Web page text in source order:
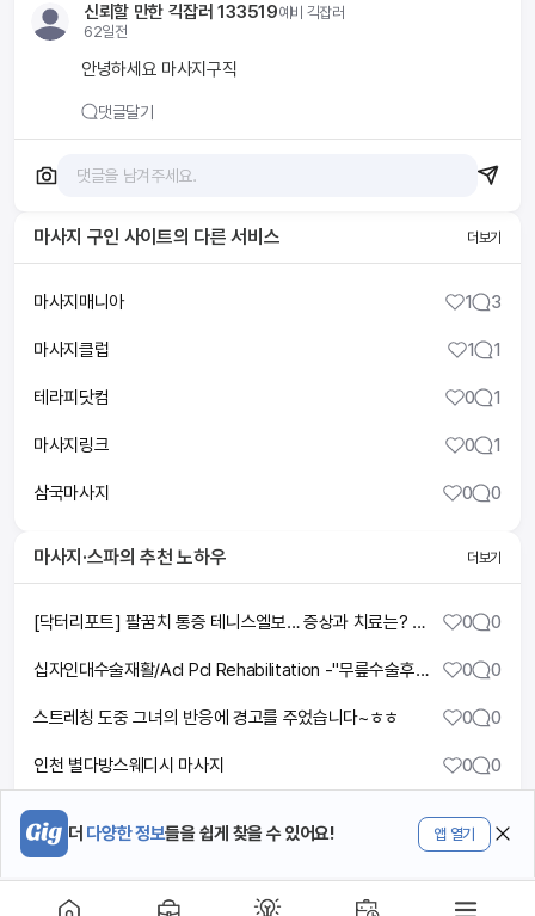
더 다양한 정보들을 쉽게 찾을 수 있어요! 앱 열기
신뢰할 만한 긱잡러 133519예비 긱잡러
62일전
안녕하세요 마사지구직
댓글달기
마사지 구인 사이트의 다른 서비스 더보기
마사지매니아 1 3
마사지클럽 1 1
테라피닷컴 0 1
마사지링크 0 1
삼국마사지 0 0
마사지·스파의 추천 노하우 더보기
[닥터리포트] 팔꿈치 통증 테니스엘보… 증상과 치료는? ㅣTBC뉴스 0 0
십자인대수술재활/Acl Pcl Rehabilitation -"무릎수술후재활" 0 0
스트레칭 도중 그녀의 반응에 경고를 주었습니다~ㅎㅎ 0 0
인천 별다방스웨디시 마사지 0 0
0